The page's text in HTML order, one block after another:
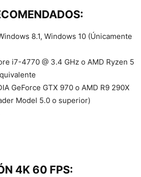
8.1, Windows 10 (Únicamente
i7-4770 @ 3.4 GHz o AMD Ryzen 5
GeForce GTX 970 o AMD R9 290X
Model 5.0 o superior)
4K 60 FPS: